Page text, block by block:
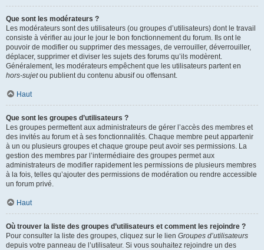
Que sont les modérateurs ?
Les modérateurs sont des utilisateurs (ou groupes d’utilisateurs) dont le travail
consiste à vérifier au jour le jour le bon fonctionnement du forum. Ils ont le
pouvoir de modifier ou supprimer des messages, de verrouiller, déverrouiller,
déplacer, supprimer et diviser les sujets des forums qu’ils modèrent.
Généralement, les modérateurs empêchent que les utilisateurs partent en
hors-sujetou publient du contenu abusif ou offensant.
Haut
Que sont les groupes d’utilisateurs ?
Les groupes permettent aux administrateurs de gérer l’accès des membres et
des invités au forum et à ses fonctionnalités. Chaque membre peut appartenir
à un ou plusieurs groupes et chaque groupe peut avoir ses permissions. La
gestion des membres par l’intermédiaire des groupes permet aux
administrateurs de modifier rapidement les permissions de plusieurs membres
à la fois, telles qu’ajouter des permissions de modération ou rendre accessible
un forum privé.
Haut
Où trouver la liste des groupes d’utilisateurs et comment les rejoindre ?
Pour consulter la liste des groupes, cliquez sur le lien Groupes d’utilisateurs
depuis votre panneau de l’utilisateur. Si vous souhaitez rejoindre un des